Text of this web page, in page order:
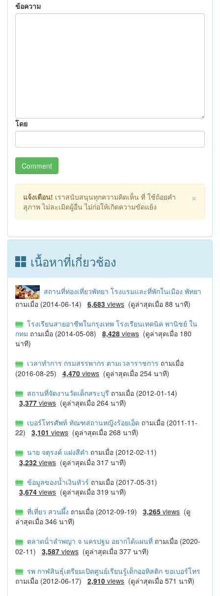
ข้อความ
โดย
Comment
×
แจ้งเตือน! เราสนับสนุนทุกความคิดเห็น ที่ ใช้ถ้อยคำ
สุภาพ ไม่ละเมิดผู้อื่น ไม่ก่อให้เกิดความขัดแย้ง
เนื้อหาที่เกี่ยวช้อง
สถานที่ท่องเที่ยวพัทยา โรงแรมและที่พักในเมือง พัทยา
ถามเมื่อ (2014-06-14) 6,683 views (ดูล่าสุดเมื่อ 88 นาที)
โรงเรียนสายอาชีพในกรุงเทพ โรงเรียนเทคนิค พานิชย์ ใน
กทม ถามเมื่อ (2014-05-08) 8,428 views (ดูล่าสุดเมื่อ 180
นาที)
เวลาทำการ กรมสรรพากร ตามเวลาราชการ ถามเมื่อ
(2016-08-25) 4,470 views (ดูล่าสุดเมื่อ 254 นาที)
สถานที่จัดงานวัดเด็กสระบุรี ถามเมื่อ (2012-01-14)
3,377 views (ดูล่าสุดเมื่อ 264 นาที)
เบอร์โทรศัพท์ ทัณฑสถานหญิงร้อยเอ็ด ถามเมื่อ (2011-11-
22) 3,101 views (ดูล่าสุดเมื่อ 268 นาที)
นาย จตุรงค์ แฝงสีคำ ถามเมื่อ (2012-02-11)
3,232 views (ดูล่าสุดเมื่อ 317 นาที)
ข้อมูลของน้ำเงินทัวร์ ถามเมื่อ (2017-05-31)
3,674 views (ดูล่าสุดเมื่อ 319 นาที)
ที่เที่ยว สวนผึ้ง ถามเมื่อ (2012-09-19) 3,265 views (ดู
ล่าสุดเมื่อ 346 นาที)
ตลาดน้ําลําพญา จ นครปฐม อยากได้แผนที่ ถามเมื่อ (2020-
02-11) 3,587 views (ดูล่าสุดเมื่อ 377 นาที)
รพ กาฬสินธุ์เตรียมเปิดศูนย์เรียนรู้เด็กออทิสติก ขอเบอร์โทร
ถามเมื่อ (2012-06-17) 2,910 views (ดูล่าสุดเมื่อ 571 นาที)